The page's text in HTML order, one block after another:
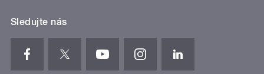
Sledujte nás